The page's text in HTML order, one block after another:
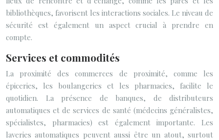
bibliothèques, favorisent les interactions sociales. Le niveau de
sécurité est également un aspect crucial à prendre en
compte.
Services et commodités
La proximité des commerces de proximité, comme les
épiceries, les boulangeries et les pharmacies, facilite le
quotidien. La présence de banques, de distributeurs
automatiques et de services de santé (médecins généralistes,
spécialistes, pharmacies) est également importante. Les
laveries automatiques peuvent aussi être un atout, surtout